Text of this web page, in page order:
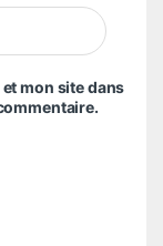
mon site dans